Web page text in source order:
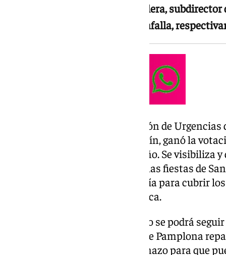
Fernández y Araceli Sergio Aguilera,
enfermera de la UVI móvil de Tafalla,
La candidatura de la Subdirección de
Peña La Escalerica de San Fermín, ganó la
lanzaba el Chupinazo de este año. Se visibiliza
sanitario de urgencias durante las fiestas de
despliegue que se realiza cada día para cubrir
percance que en ellos se produzca.
La retransmisión del Chupinazo se podrá
gigantes que el Ayuntamiento de Pamplona
hacer «más accesible» el Chupinazo para que